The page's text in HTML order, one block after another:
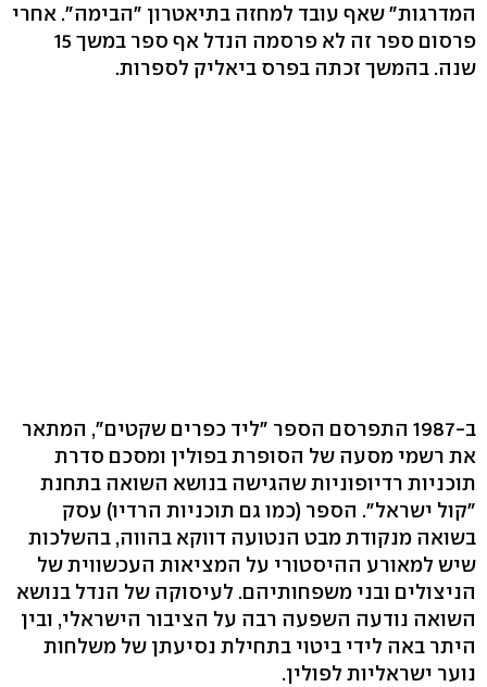
המדרגות" שאף עובד למחזה בתיאטרון "הבימה". אחרי
פרסום ספר זה לא פרסמה הנדל אף ספר במשך 15
שנה. בהמשך זכתה בפרס ביאליק לספרות.
ב-1987 התפרסם הספר "ליד כפרים שקטים", המתאר
את רשמי מסעה של הסופרת בפולין ומסכם סדרת
תוכניות רדיופוניות שהגישה בנושא השואה בתחנת
"קול ישראל". הספר (כמו גם תוכניות הרדיו) עסק
בשואה מנקודת מבט הנטועה דווקא בהווה, בהשלכות
שיש למאורע ההיסטורי על המציאות העכשווית של
הניצולים ובני משפחותיהם. לעיסוקה של הנדל בנושא
השואה נודעה השפעה רבה על הציבור הישראלי, ובין
היתר באה לידי ביטוי בתחילת נסיעתן של משלחות
נוער ישראליות לפולין.